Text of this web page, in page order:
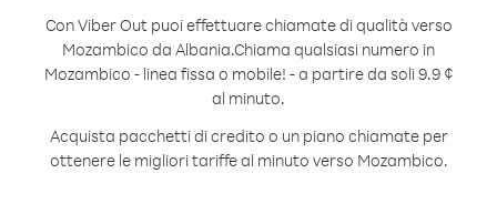
Con Viber Out puoi effettuare chiamate di qualità verso
Mozambico da Albania.Chiama qualsiasi numero in
Mozambico - linea fissa o mobile! - a partire da soli 9.9 ¢
al minuto.
Acquista pacchetti di credito o un piano chiamate per
ottenere le migliori tariffe al minuto verso Mozambico.